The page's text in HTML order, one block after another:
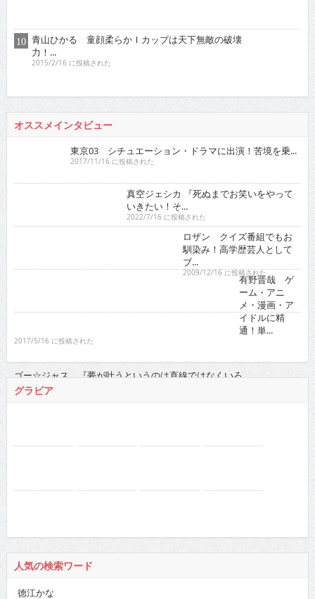
青山ひかる 童顔柔らかＩカップは天下無敵の破壊
力！...
2015/2/16 に投稿された
オススメインタビュー
東京03 シチュエーション・ドラマに出演！苦境を乗...
2017/11/16 に投稿された
真空ジェシカ 『死ぬまでお笑いをやって
いきたい！そ...
2022/7/16 に投稿された
ロザン クイズ番組でもお
馴染み！高学歴芸人として
ブ...
2009/12/16 に投稿された
有野晋哉 ゲ
ーム・アニ
メ・漫画・ア
イドルに精
通！単...
2017/5/16 に投稿された
ゴー☆ジャス 『夢が叶うというのは直線ではなくいろ...
2021/11/16 に投稿された
グラビア
人気の検索ワード
徳江かな